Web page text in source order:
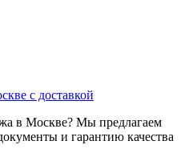
с доставкой
в Москве? Мы предлагаем
и гарантию качества